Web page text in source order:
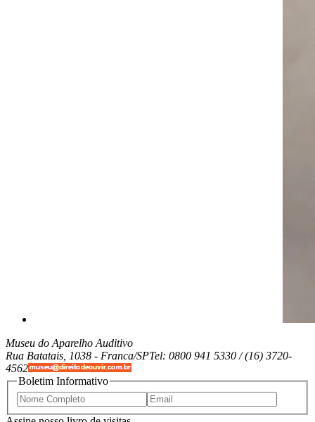
Museu do Aparelho Auditivo
Rua Batatais, 1038 - Franca/SPTel: 0800 941 5330 / (16) 3720-
4562
Boletim Informativo